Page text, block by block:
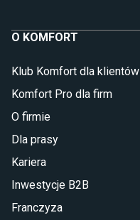
O KOMFORT
Klub Komfort dla klientów
Komfort Pro dla firm
O firmie
Dla prasy
Kariera
Inwestycje B2B
Franczyza